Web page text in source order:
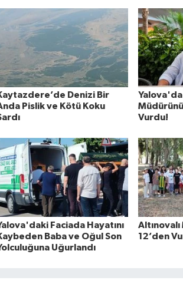
Denizi Bir
Pislik ve Kötü Koku
Vurdu!
Faciada Hayatını
Baba ve Oğul Son
Uğurlandı
12’den